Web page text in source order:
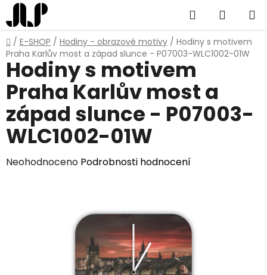
Přejít
na
obsah
Hledat
KOŠÍK
Domů
/ E-SHOP / Hodiny - obrazové motivy / Hodiny s motivem
Praha Karlův most a západ slunce - P07003-WLC1002-01W
Hodiny s motivem
Praha Karlův most a
západ slunce - P07003-
WLC1002-01W
Průměrné
Neohodnoceno Podrobnosti hodnocení